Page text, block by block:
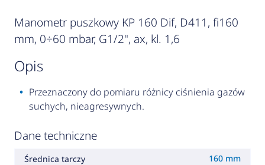
Manometr puszkowy KP 160 Dif, D411, fi160
mm, 0÷60 mbar, G1/2", ax, kl. 1,6
opis
Przeznaczony do pomiaru różnicy ciśnienia gazów
suchych, nieagresywnych.
Dane techniczne
Średnica tarczy
160 mm